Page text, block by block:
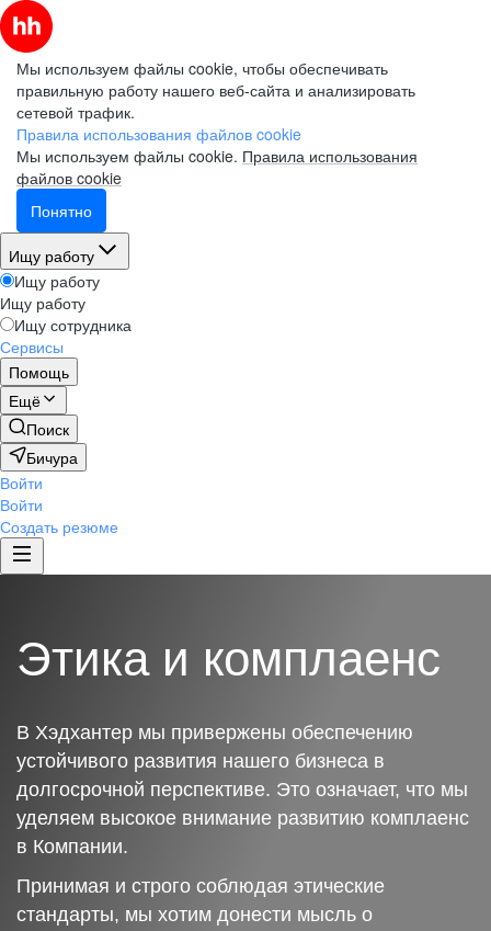
Мы используем файлы cookie, чтобы обеспечивать
правильную работу нашего веб-сайта и анализировать
сетевой трафик.
Правила использования файлов cookie
Мы используем файлы cookie. Правила использования
файлов cookie
Понятно
Ищу работу
Ищу работу
Ищу работу
Ищу сотрудника
Сервисы
Помощь
Ещё
Поиск
Бичура
Войти
Войти
Создать резюме
Этика и комплаенс
В Хэдхантер мы привержены обеспечению
устойчивого развития нашего бизнеса в
долгосрочной перспективе. Это означает, что мы
уделяем высокое внимание развитию комплаенс
в Компании.
Принимая и строго соблюдая этические
стандарты, мы хотим донести мысль о